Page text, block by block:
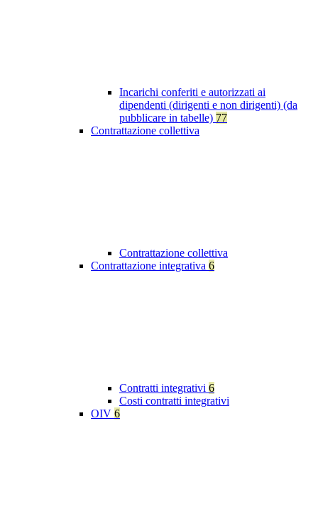
Incarichi conferiti e autorizzati ai
dipendenti (dirigenti e non dirigenti) (da
pubblicare in tabelle) 77
Contrattazione collettiva
Contrattazione collettiva
Contrattazione integrativa 6
Contratti integrativi 6
Costi contratti integrativi
OIV 6